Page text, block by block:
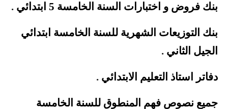
بنك فروض و اختبارات السنة الخامسة 5
ابتدائي .
بنك التوزيعات الشهرية للسنة الخامسة ابتدائي
الجيل الثاني .
دفاتر استاذ التعليم الابتدائي .
جميع نصوص فهم المنطوق للسنة الخامسة